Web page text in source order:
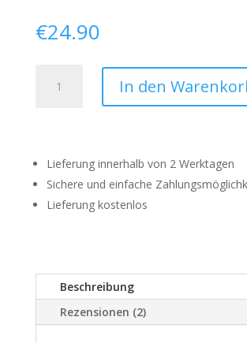
€24.90
Menge
In den
Lieferung innerhalb von 2 Werktagen
Sichere und einfache
Lieferung kostenlos
Beschreibung
Rezensionen (2)